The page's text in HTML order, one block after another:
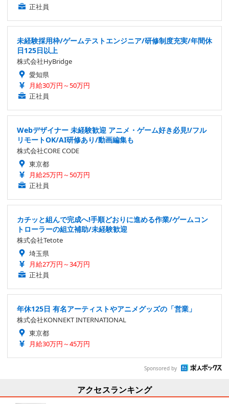
正社員
未経験採用枠/ゲームテストエンジニア/研修制度充実/年間休
日125日以上
株式会社HyBridge
愛知県
月給30万円～50万円
正社員
Webデザイナー 未経験歓迎 アニメ・ゲーム好き必見!/フル
リモートOK/AI研修あり/動画編集も
株式会社CORE CODE
東京都
月給25万円～50万円
正社員
カチッと組んで完成へ!手順どおりに進める作業/ゲームコン
トローラーの組立補助/未経験歓迎
株式会社Tetote
埼玉県
月給27万円～34万円
正社員
年休125日 有名アーティストやアニメグッズの「営業」
株式会社KONNEKT INTERNATIONAL
東京都
月給30万円～45万円
Sponsored by
アクセスランキング